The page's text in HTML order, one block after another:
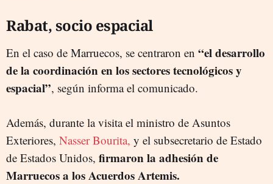
Rabat, socio espacial
En el caso de Marruecos, se centraron en “el desarrollo
de la coordinación en los sectores tecnológicos y
espacial”, según informa el comunicado.
Además, durante la visita el ministro de Asuntos
Exteriores, Nasser Bourita, y el subsecretario de Estado
de Estados Unidos, firmaron la adhesión de
Marruecos a los Acuerdos Artemis.